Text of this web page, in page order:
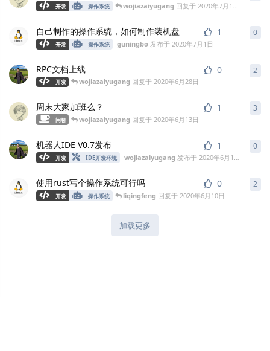
开发 操作系统 wojiazaiyugang 回复于 2020年7月12日
自己制作的操作系统，如何制作装机盘
开发 操作系统
1
guningbo 发布于 2020年7月1日
0
RPC文档上线
开发
0
wojiazaiyugang 回复于2020年6月28日
2
周末大家加班么？
闲聊
1
wojiazaiyugang 回复于2020年6月13日
3
机器人IDE V0.7发布
开发 IDE开发环境
1
wojiazaiyugang 发布于 2020年6月11日
0
使用rust写个操作系统可行吗
开发 操作系统
0
liqingfeng 回复于 2020年6月10日
2
加载更多